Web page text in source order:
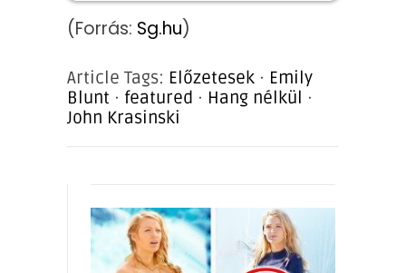
(Forrás: Sg.hu)
Article Tags: Előzetesek · Emily
Blunt · featured · Hang nélkül ·
John Krasinski